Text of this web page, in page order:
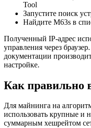
Tool
Запустите поиск
Найдите M63s в
Полученный IP-адрес
управления через
документации
настройке.
Как правильно
Для майнинга на
использовать крупные и
суммарным хешрейтом